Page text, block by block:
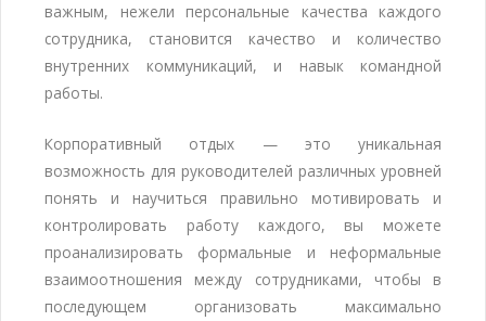
важным, нежели персональные качества каждого
сотрудника, становится качество и количество
внутренних коммуникаций, и навык командной
работы.
Корпоративный отдых — это уникальная
возможность для руководителей различных уровней
понять и научиться правильно мотивировать и
контролировать работу каждого, вы можете
проанализировать формальные и неформальные
взаимоотношения между сотрудниками, чтобы в
последующем организовать максимально